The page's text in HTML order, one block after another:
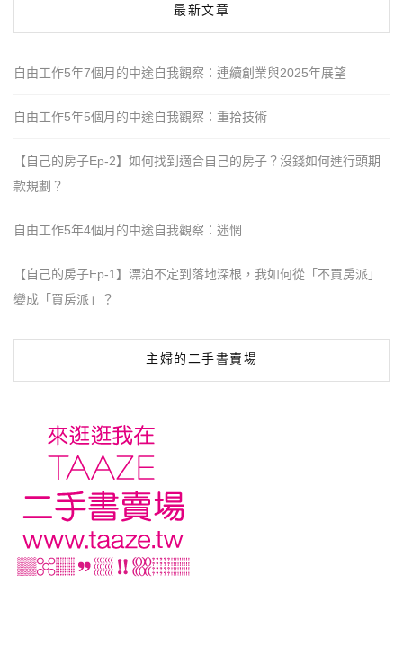
最新文章
自由工作5年7個月的中途自我觀察：連續創業與2025年展望
自由工作5年5個月的中途自我觀察：重拾技術
【自己的房子Ep-2】如何找到適合自己的房子？沒錢如何進行頭期
款規劃？
自由工作5年4個月的中途自我觀察：迷惘
【自己的房子Ep-1】漂泊不定到落地深根，我如何從「不買房派」
變成「買房派」？
主婦的二手書賣場